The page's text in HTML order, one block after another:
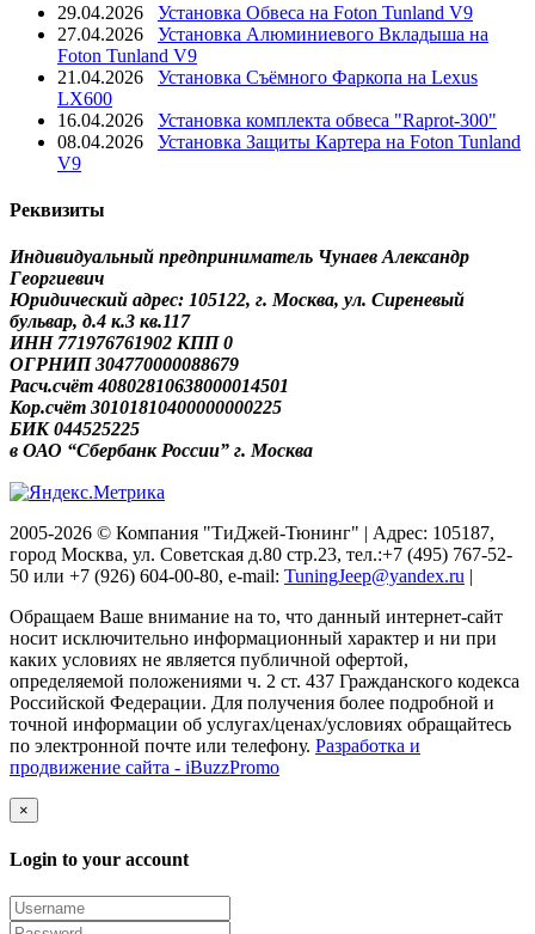
29.04.2026
Установка Обвеса на Foton Tunland V9
27.04.2026
Установка Алюминиевого Вкладыша на
Foton Tunland V9
21.04.2026
Установка Съёмного Фаркопа на Lexus
LX600
16.04.2026
Установка комплекта обвеса "Raprot-300"
08.04.2026
Установка Защиты Картера на Foton Tunland
V9
Реквизиты
Индивидуальный предприниматель Чунаев Александр
Георгиевич
Юридический адрес: 105122, г. Москва, ул. Сиреневый
бульвар, д.4 к.3 кв.117
ИНН 771976761902 КПП 0
ОГРНИП 304770000088679
Расч.счёт 40802810638000014501
Кор.счёт 30101810400000000225
БИК 044525225
в ОАО “Сбербанк России” г. Москва
2005-2026 © Компания "ТиДжей-Тюнинг" | Адрес: 105187,
город Москва, ул. Советская д.80 стр.23, тел.:+7 (495) 767-52-
50 или +7 (926) 604-00-80, e-mail: TuningJeep@yandex.ru |
Обращаем Ваше внимание на то, что данный интернет-сайт
носит исключительно информационный характер и ни при
каких условиях не является публичной офертой,
определяемой положениями ч. 2 ст. 437 Гражданского кодекса
Российской Федерации. Для получения более подробной и
точной информации об услугах/ценах/условиях обращайтесь
по электронной почте или телефону. Разработка и
продвижение сайта - iBuzzPromo
×
Login to your account